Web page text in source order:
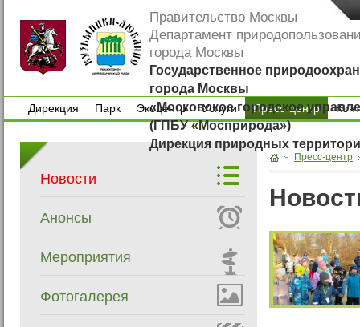
Правительство Москвы
Департамент
города Москвы
Государственное
города Москвы
«Московское городское
(ГПБУ «Мосприрода»)
Дирекция природных
Дирекция
Парк
Экоцентр
Экоцентр
Услуги
Услуги
Пресс-центр
Новости
Анонсы
Мероприятия
Фотогалерея
Пресс-центр